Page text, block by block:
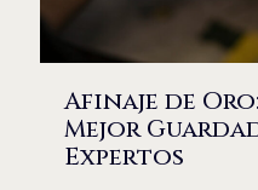
Afinaje de
Mejor
Expertos